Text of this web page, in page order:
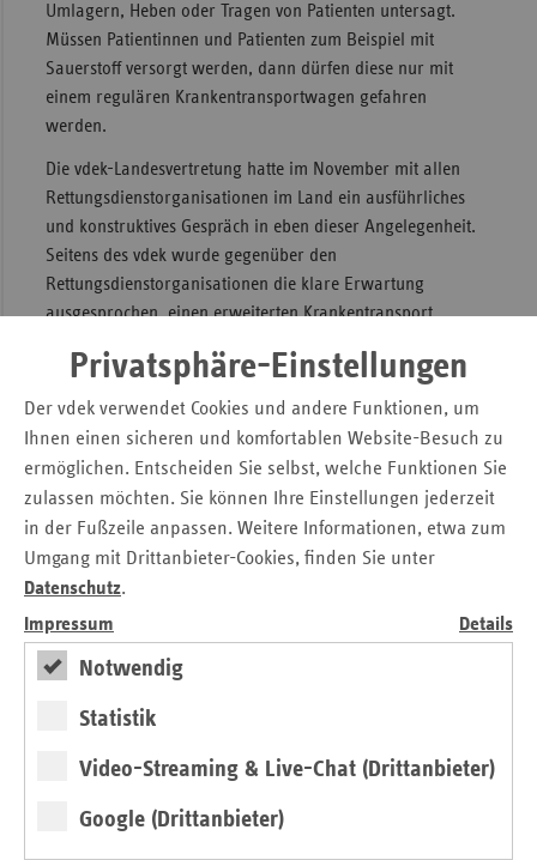
Privatsphäre-Einstellungen
Der vdek verwendet Cookies und andere Funktionen, um
Ihnen einen sicheren und komfortablen Website-Besuch zu
ermöglichen. Entscheiden Sie selbst, welche Funktionen Sie
zulassen möchten. Sie können Ihre Einstellungen jederzeit
in der Fußzeile anpassen. Weitere Informationen, etwa zum
Umgang mit Drittanbieter-Cookies, finden Sie unter
Datenschutz.
Impressum
Details
Notwendig
Statistik
Video-Streaming & Live-Chat (Drittanbieter)
Google (Drittanbieter)
Umlagern, Heben oder Tragen von Patienten untersagt.
Müssen Patientinnen und Patienten zum Beispiel mit
Sauerstoff versorgt werden, dann dürfen diese nur mit
einem regulären Krankentransportwagen gefahren
werden.
Die vdek-Landesvertretung hatte im November mit allen
Rettungsdienstorganisationen im Land ein ausführliches
und konstruktives Gespräch in eben dieser Angelegenheit.
Seitens des vdek wurde gegenüber den
Rettungsdienstorganisationen die klare Erwartung
ausgesprochen, einen erweiterten Krankentransport
Krankentransport in drei Stufen erhöht. So gab es zum
01.01.2018 eine Steigerung zwischen 15 und 21 Prozent;
außerdem wird es für die Jahre 2019 und 2020 eine
Steigerung von je 10 Prozent beim Entgelt für
des Landes sagten Ihrerseits zu, alles dafür zu tun, dass es
zu keinen Engpässen im Krankentransport kommt.
Die Ersatzkassen und die Rettungsdienstorganisationen des
umgehend auszutauschen. Bereits erkannte Engpässe beim
Krankentransport werden umgehend angegangen. Die
mit den Rettungsdienstorganisationen im Land in einem
engen Austausch, um gegebenenfalls umgehend reagieren